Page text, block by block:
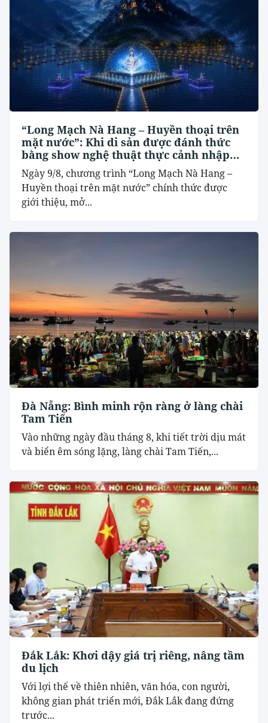
“Long Mạch Nà Hang – Huyền thoại trên
mặt nước”: Khi di sản được đánh thức
bằng show nghệ thuật thực cảnh nhập
vai
Ngày 9/8, chương trình “Long Mạch Nà Hang –
Huyền thoại trên mặt nước” chính thức được
giới thiệu, mở...
Đà Nẵng: Bình minh rộn ràng ở làng chài
Tam Tiến
Vào những ngày đầu tháng 8, khi tiết trời dịu mát
và biển êm sóng lặng, làng chài Tam Tiến,...
Đắk Lắk: Khơi dậy giá trị riêng, nâng tầm
du lịch
Với lợi thế về thiên nhiên, văn hóa, con người,
không gian phát triển mới, Đắk Lắk đang đứng
trước...